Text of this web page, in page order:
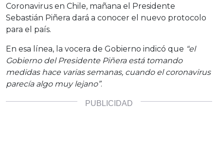
Coronavirus en Chile, mañana el Presidente
Sebastián Piñera dará a conocer el nuevo protocolo
para el país.
En esa línea, la vocera de Gobierno indicó que “el
Gobierno del Presidente Piñera está tomando
medidas hace varias semanas, cuando el coronavirus
parecía algo muy lejano”.